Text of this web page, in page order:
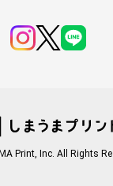
Print, Inc. All Rights